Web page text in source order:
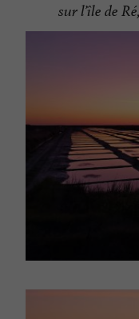
sur l’île de